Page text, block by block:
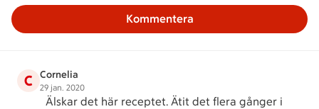
Kommentera
C Cornelia
29 jan. 2020
Älskar det här receptet. Ätit det flera gånger i